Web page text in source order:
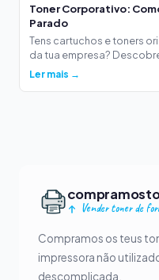
Toner Corporativo:
Parado
Tens cartuchos e toners
da tua empresa?
Ler mais →
Vender toner de
Compramos os teus
impressora não
descomplicada.